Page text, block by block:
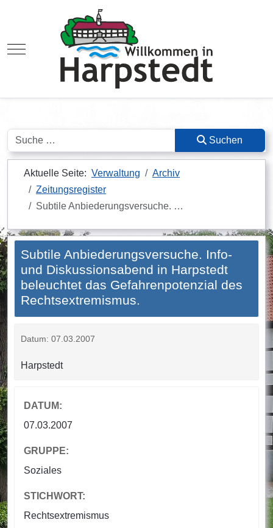
Mobile Menu Toggle
Suchen Suchen
Aktuelle Seite: Verwaltung
Archiv
Zeitungsregister
Subtile Anbiederungsversuche. …
Subtile Anbiederungsversuche. Info-
und Diskussionsabend in Harpstedt
beleuchtet das Gefahrenpotenzial des
Rechtsextremismus.
Datum: 07.03.2007
Harpstedt
DATUM:
07.03.2007
GRUPPE:
Soziales
STICHWORT:
Rechtsextremismus